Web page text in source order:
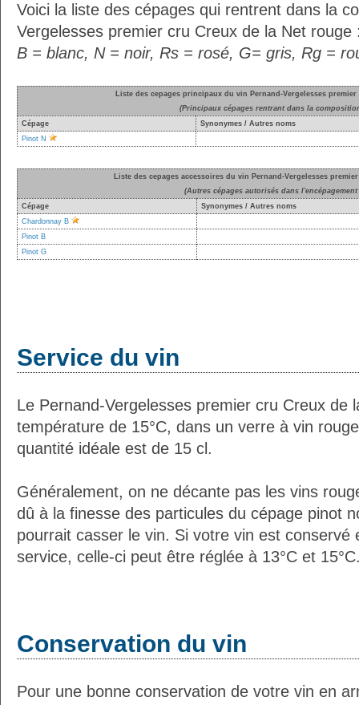
Voici la liste des cépages qui rentrent dans la
Vergelesses premier cru Creux de la Net rouge
B = blanc, N = noir, Rs = rosé, G= gris, Rg =
Liste des cepages principaux du vin Pernand-Vergelesses
(Principaux cépages rentrant dans la
Cépage
Synonymes / Autres noms
Pinot N
Liste des cepages accessoires du vin Pernand-Vergelesses
(Autres cépages autorisés dans
Cépage
Synonymes / Autres noms
Chardonnay B
Pinot B
Pinot G
Service du vin
Le Pernand-Vergelesses premier cru Creux de
température de 15°C, dans un verre à vin
quantité idéale est de 15 cl.
Généralement, on ne décante pas les vins
dû à la finesse des particules du cépage pinot
pourrait casser le vin. Si votre vin est conservé
service, celle-ci peut être réglée à 13°C et
Conservation du vin
Pour une bonne conservation de votre vin en